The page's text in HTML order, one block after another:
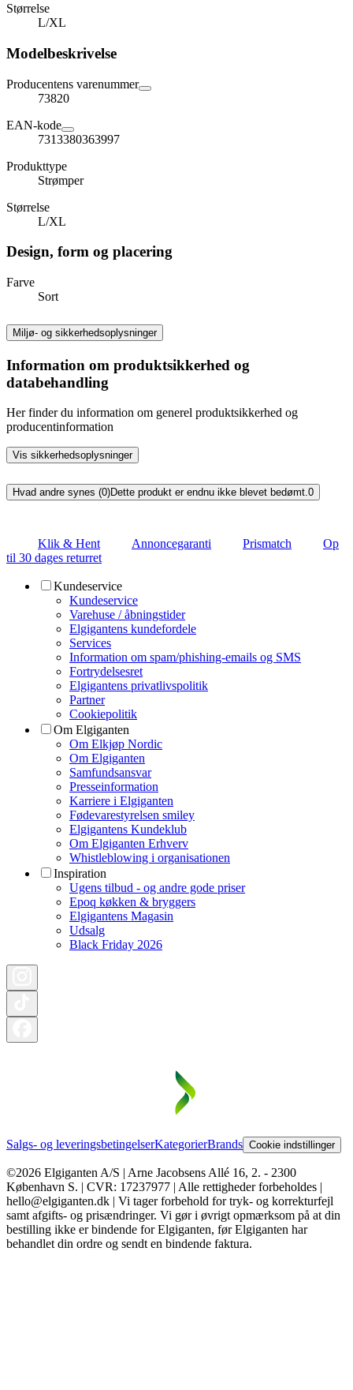
Størrelse
L/XL
Modelbeskrivelse
Producentens varenummer
73820
EAN-kode
7313380363997
Produkttype
Strømper
Størrelse
L/XL
Design, form og placering
Farve
Sort
Miljø- og sikkerhedsoplysninger
Information om produktsikkerhed og
databehandling
Her finder du information om generel produktsikkerhed og
producentinformation
Vis sikkerhedsoplysninger
Hvad andre synes (0)Dette produkt er endnu ikke blevet bedømt.0
Klik & Hent Annoncegaranti Prismatch
Op
til 30 dages returret
Kundeservice
Kundeservice
Varehuse / åbningstider
Elgigantens kundefordele
Services
Information om spam/phishing-emails og SMS
Fortrydelsesret
Elgigantens privatlivspolitik
Partner
Cookiepolitik
Om Elgiganten
Om Elkjøp Nordic
Om Elgiganten
Samfundsansvar
Presseinformation
Karriere i Elgiganten
Fødevarestyrelsen smiley
Elgigantens Kundeklub
Om Elgiganten Erhverv
Whistleblowing i organisationen
Inspiration
Ugens tilbud - og andre gode priser
Epoq køkken & bryggers
Elgigantens Magasin
Udsalg
Black Friday 2026
Salgs- og leveringsbetingelserKategorierBrands Cookie indstillinger
©2026 Elgiganten A/S | Arne Jacobsens Allé 16, 2. - 2300
København S. | CVR: 17237977 | Alle rettigheder forbeholdes |
hello@elgiganten.dk | Vi tager forbehold for tryk- og korrekturfejl
samt afgifts- og prisændringer. Vi gør i øvrigt opmærksom på at din
bestilling ikke er bindende for Elgiganten, før Elgiganten har
behandlet din ordre og sendt en bindende faktura.